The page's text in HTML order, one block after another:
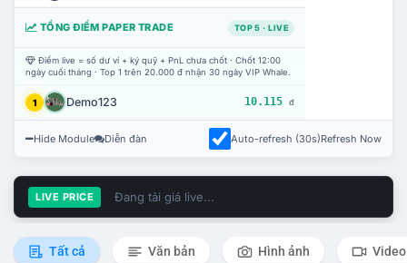
TỔNG ĐIỂM PAPER TRADE TOP 5 · LIVE
Điểm live = số dư ví + ký quỹ + PnL chưa chốt · Chốt 12:00
ngày cuối tháng · Top 1 trên 20.000 đ nhận 30 ngày VIP Whale.
1 Demo123 10.115 đ
Hide Module Diễn đàn Auto-refresh (30s)Refresh Now
LIVE PRICE Đang tải giá live...
Tất cả Văn bản Hình ảnh Video